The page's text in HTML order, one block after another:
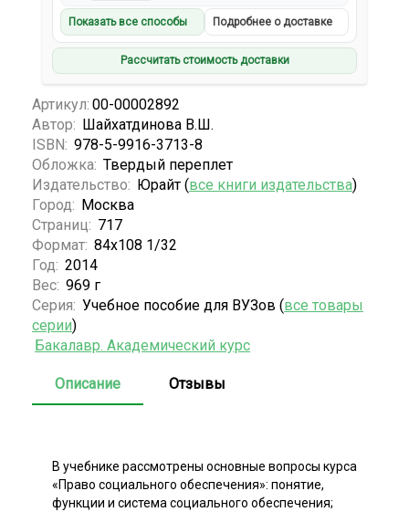
Показать все способы Подробнее о доставке
Рассчитать стоимость доставки
Артикул: 00-00002892
Автор: Шайхатдинова В.Ш.
ISBN: 978-5-9916-3713-8
Обложка: Твердый переплет
Издательство: Юрайт (все книги издательства)
Город: Москва
Страниц: 717
Формат: 84х108 1/32
Год: 2014
Вес: 969 г
Серия: Учебное пособие для ВУЗов (все товары
серии)
Бакалавр. Академический курс
Описание Отзывы
В учебнике рассмотрены основные вопросы курса
«Право социального обеспечения»: понятие,
функции и система социального обеспечения;